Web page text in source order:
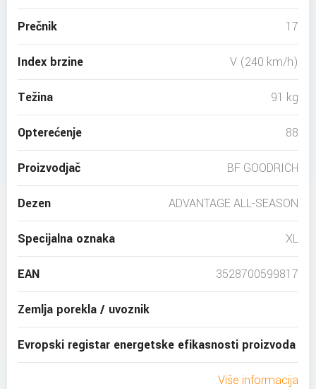
Prečnik 17
Index brzine V (240 km/h)
Težina 91 kg
Opterećenje 88
Proizvodjač BF GOODRICH
Dezen ADVANTAGE ALL-SEASON
Specijalna oznaka XL
EAN 3528700599817
Zemlja porekla / uvoznik
Evropski registar energetske efikasnosti proizvoda
Više informacija